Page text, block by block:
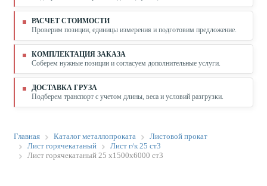
РАСЧЕТ СТОИМОСТИ
Проверим позиции, единицы измерения и подготовим предложение.
КОМПЛЕКТАЦИЯ ЗАКАЗА
Соберем нужные позиции и согласуем дополнительные услуги.
ДОСТАВКА ГРУЗА
Подберем транспорт с учетом длины, веса и условий разгрузки.
Главная Каталог металлопроката
Листовой прокат
Лист горячекатаный
Лист г/к 25 ст3
Лист горячекатаный 25 х1500х6000 ст3